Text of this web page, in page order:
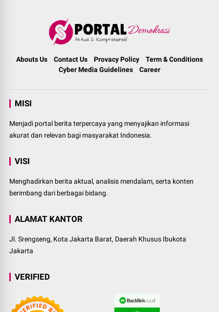
Abouts Us Contact Us Provacy Policy
Term & Conditions
Cyber Media Guidelines
Career
MISI
Menjadi portal berita terpercaya yang menyajikan informasi
akurat dan relevan bagi masyarakat Indonesia.
VISI
Menghadirkan berita aktual, analisis mendalam, serta konten
berimbang dari berbagai bidang.
ALAMAT KANTOR
Jl. Srengseng, Kota Jakarta Barat, Daerah Khusus Ibukota
Jakarta
VERIFIED